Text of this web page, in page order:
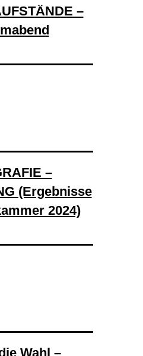
–
–
(Ergebnisse
2024)
Wahl –